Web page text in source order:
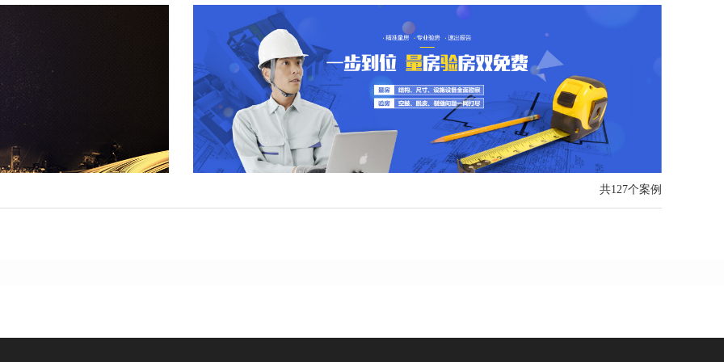
共127个案例